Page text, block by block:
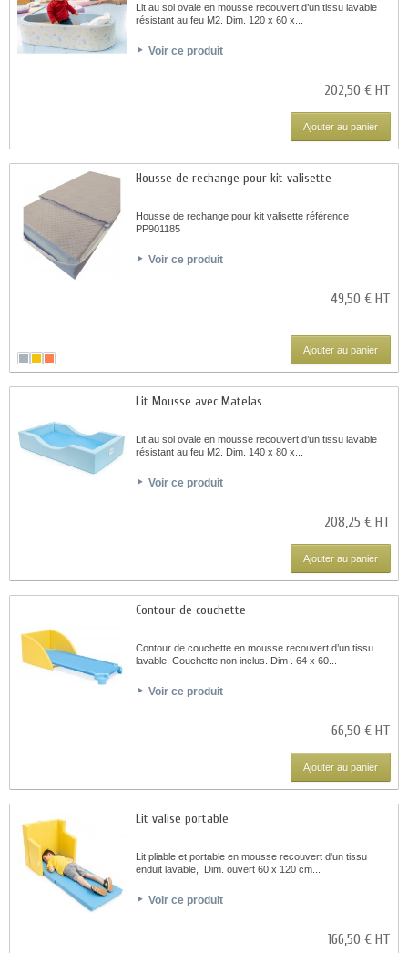
Lit au sol ovale en mousse recouvert d’un tissu lavable
résistant au feu M2. Dim. 120 x 60 x...
Voir ce produit
202,50 € HT
Ajouter au panier
Housse de rechange pour kit valisette
Housse de rechange pour kit valisette référence
PP901185
Voir ce produit
49,50 € HT
Ajouter au panier
Lit Mousse avec Matelas
Lit au sol ovale en mousse recouvert d’un tissu lavable
résistant au feu M2. Dim. 140 x 80 x...
Voir ce produit
208,25 € HT
Ajouter au panier
Contour de couchette
Contour de couchette en mousse recouvert d’un tissu
lavable. Couchette non inclus. Dim . 64 x 60...
Voir ce produit
66,50 € HT
Ajouter au panier
Lit valise portable
Lit pliable et portable en mousse recouvert d'un tissu
enduit lavable, Dim. ouvert 60 x 120 cm...
Voir ce produit
166,50 € HT